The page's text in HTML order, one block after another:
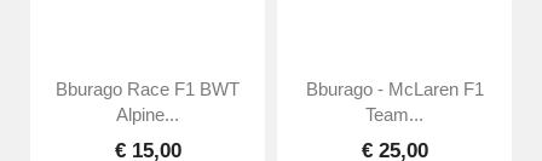
Bburago Race F1 BWT
Alpine...
€ 15,00
Bburago - McLaren F1
Team...
€ 25,00